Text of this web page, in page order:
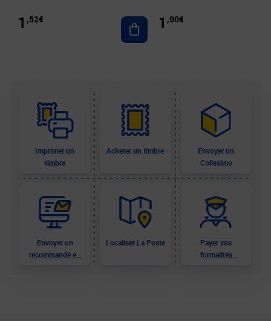
1 ,52€ Ajouter au panier
1 ,00€
Imprimer un
timbre
Acheter un timbre
Envoyer un
Colissimo
Envoyer un
recommandé en
Localiser La Poste
Payer vos
formalités